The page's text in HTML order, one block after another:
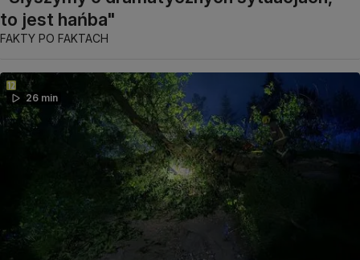
to jest hańba"
FAKTY PO FAKTACH
26 min